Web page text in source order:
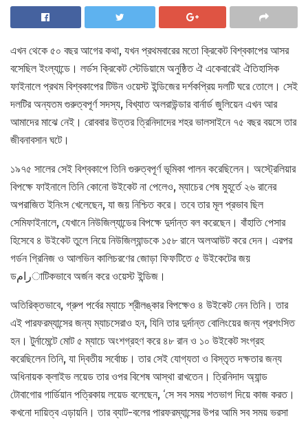
এখন থেকে ৫০ বছর আগের কথা, যখন প্রথমবারের মতো ক্রিকেট বিশ্বকাপের আসর
বসেছিল ইংল্যান্ডে। লর্ডস ক্রিকেট স্টেডিয়ামে অনুষ্ঠিত ঐ একেবারেই ঐতিহাসিক
ফাইনালে প্রথম বিশ্বকাপের টিউন ওয়েস্ট ইন্ডিজের দর্শকপ্রিয় দলটি ঘরে তোলে। সেই
দলটির অন্যতম গুরুত্বপূর্ণ সদস্য, বিখ্যাত অলরাউন্ডার বার্নার্ড জুলিয়েন এখন আর
আমাদের মাঝে নেই। রোববার উত্তর ত্রিনিদাদের শহর ভালসাইনে ৭৫ বছর বয়সে তার
জীবনাবসান ঘটে।
১৯৭৫ সালের সেই বিশ্বকাপে তিনি গুরুত্বপূর্ণ ভূমিকা পালন করেছিলেন। অস্ট্রেলিয়ার
বিপক্ষে ফাইনালে তিনি কোনো উইকেট না পেলেও, ম্যাচের শেষ মুহূর্তে ২৬ রানের
অপরাজিত ইনিংস খেলেছেন, যা জয় নিশ্চিত করে। তবে তার মূল প্রভাব ছিল
সেমিফাইনালে, যেখানে নিউজিল্যান্ডের বিপক্ষে দুর্দান্ত বল করেছেন। বাঁহাতি পেসার
হিসেবে ৪ উইকেট তুলে নিয়ে নিউজিল্যান্ডকে ১৫৮ রানে অলআউট করে দেন। এরপর
গর্ডন গ্রিনিজ ও আলভিন কালিচরণের জোড়া ফিফটিতে ৫ উইকেটের জয়
ডرامাটিকভাবে অর্জন করে ওয়েস্ট ইন্ডিজ।
অতিরিক্তভাবে, গ্রুপ পর্বের ম্যাচে শ্রীলঙ্কার বিপক্ষেও ৪ উইকেট নেন তিনি। তার
এই পারফরম্যান্সের জন্য ম্যাচসেরাও হন, যিনি তার দুর্দান্ত বোলিংয়ের জন্য প্রশংসিত
হন। টুর্নামেন্টে মোট ৫ ম্যাচে অংশগ্রহণ করে ৪৮ রান ও ১০ উইকেট সংগ্রহ
করেছিলেন তিনি, যা দ্বিতীয় সর্বোচ্চ। তার সেই যোগ্যতা ও বিস্তৃত দক্ষতার জন্য
অধিনায়ক ক্লাইভ লয়েড তার ওপর বিশেষ আস্থা রাখতেন। ত্রিনিদাদ অ্যান্ড
টোবাগোর গার্ডিয়ান পত্রিকায় লয়েড বলেছেন, ‘সে সব সময় শতভাগ দিয়ে কাজ করত।
কখনো দায়িত্ব এড়ায়নি। তার ব্যাট-বলের পারফরম্যান্সের উপর আমি সব সময় ভরসা